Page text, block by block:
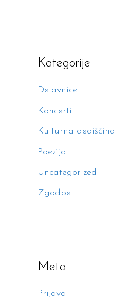
Kategorije
Delavnice
Koncerti
Kulturna dediščina
Poezija
Uncategorized
Zgodbe
Meta
Prijava